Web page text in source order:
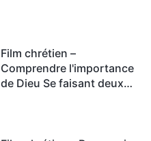
Film chrétien –
Comprendre l'importance
de Dieu Se faisant deux